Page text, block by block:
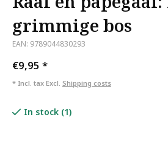
grimmige bos
EAN: 9789044830293
€9,95 *
* Incl. tax Excl. Shipping costs
In stock (1)